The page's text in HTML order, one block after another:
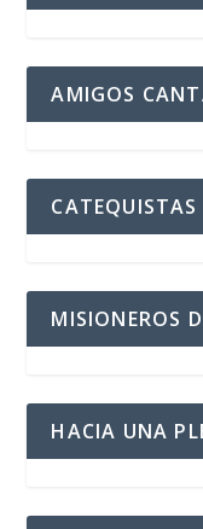
AMIGOS
CATEQUISTAS
MISIONEROS
HACIA UNA